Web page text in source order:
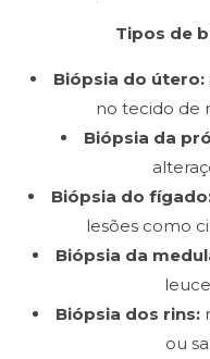
Tipos de
Biópsia do útero:
no tecido de
Biópsia da
Biópsia do
lesões como
Biópsia da
Biópsia dos rins:
ou